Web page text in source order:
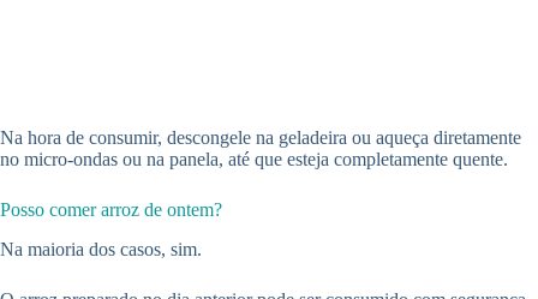
Na hora de consumir, descongele na geladeira ou aqueça diretamente
no micro-ondas ou na panela, até que esteja completamente quente.
Posso comer arroz de ontem?
Na maioria dos casos, sim.